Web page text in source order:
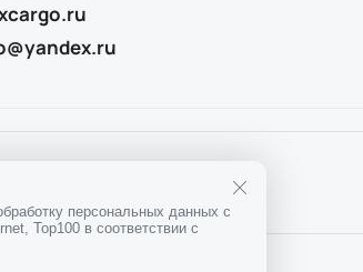
персональных данных с
Top100 в соответствии с